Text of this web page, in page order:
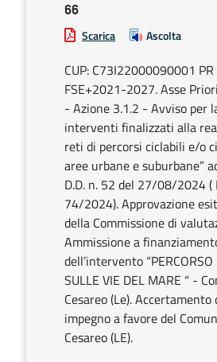
66
Scarica Ascolta
CUP: C73I22000090001
FSE+2021-2027. Asse
- Azione 3.1.2 - Avviso per
interventi finalizzati alla
reti di percorsi ciclabili e/o
aree urbane e suburbane”
D.D. n. 52 del 27/08/2024 (
74/2024). Approvazione
della Commissione di
Ammissione a
dell’intervento “PERCORSO
SULLE VIE DEL MARE “ -
Cesareo (Le).
impegno a favore del
Cesareo (LE).